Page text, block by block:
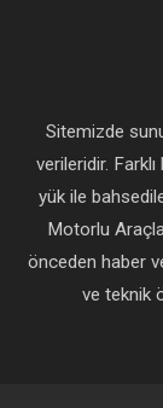
Sitemizde
verileridir.
yük ile
Motorlu
önceden haber
ve teknik